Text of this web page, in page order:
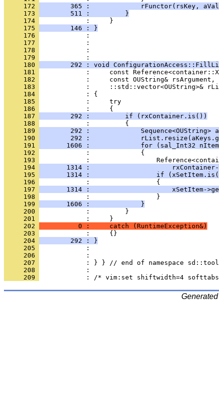
     172
365 :             rFunctor(rsKey,
     173
        511 :         }
     174
     175
        146 : }
     176
     177
     178
            :
     179
     180
292 : void
     181
     182
     183
     184
     185
     186
     187
        292 :         if (rxContainer.is())
     188
     189
292 :             Sequence<OUString>
     190
292 :
     191
1606 :             for (sal_Int32
     192
     193
     194
1314 :
     195
1314 :                 if
     196
     197
1314 :                     xSetItem-
     198
     199
       1606 :             }
     200
     201
     202
          0 :     catch (RuntimeException&)
     203
     204
        292 : }
     205
     206
     207
     208
     209